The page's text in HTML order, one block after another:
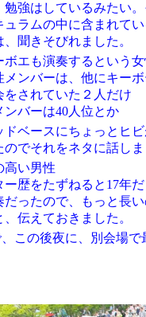
勉強はしているみたい
ュラムの中に含まれて
、聞きそびれました。
ボエも演奏するという
メンバーは、他にキー
をされていた２人だけ
ンバーは40人位とか
ドベースにちょっとヒ
のでそれをネタに話し
高い男性
ー歴をたずねると17年
だったので、もっと長
、伝えておきました。
この後夜に、別会場